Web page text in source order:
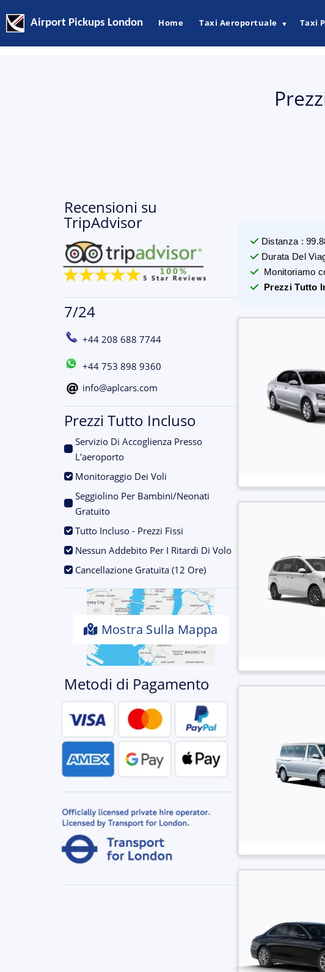
Airport Pickups London Home Taxi Aeroportuale ▼ Taxi
Recensioni su
TripAdvisor
7/24
+44 208 688 7744
+44 753 898 9360
info@aplcars.com
Prezzi Tutto Incluso
Servizio Di Accoglienza Presso
L'aeroporto
Monitoraggio Dei Voli
Seggiolino Per Bambini/Neonati
Gratuito
Tutto Incluso - Prezzi Fissi
Nessun Addebito Per I Ritardi Di Volo
Cancellazione Gratuita (12 Ore)
Mostra Sulla Mappa
Metodi di Pagamento
Distanza :
Durata Del
Monitoriamo
Prezzi Tutto